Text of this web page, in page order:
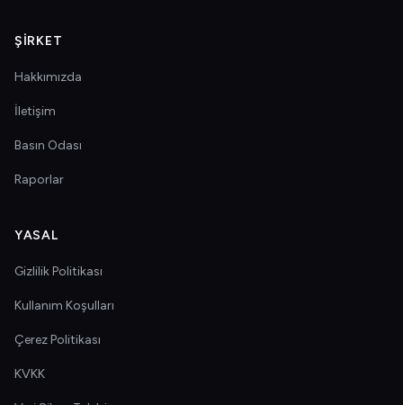
ŞIRKET
Hakkımızda
İletişim
Basın Odası
Raporlar
YASAL
Gizlilik Politikası
Kullanım Koşulları
Çerez Politikası
KVKK